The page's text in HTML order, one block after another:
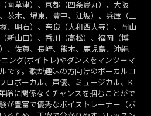
南草津）、京都（四条烏丸）、大阪
茨木、堺東、豊中、江坂）、兵庫（三
、明石）、奈良（大和西大寺）、岡山
新山口）、香川（高松）、福岡（博
、佐賀、長崎、熊本、鹿児島、沖縄
ング(ボイトレ)やダンスをマンツーマ
です。歌が趣味の方向けのボーカルコ
ロボーカル、声優、ミュージカル、K-
齢に関係なくチャンスを掴むことがで
が豊富で優秀なボイストレーナー（ボ